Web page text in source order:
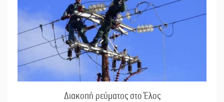
Διακοπή ρεύματος στο Έλος